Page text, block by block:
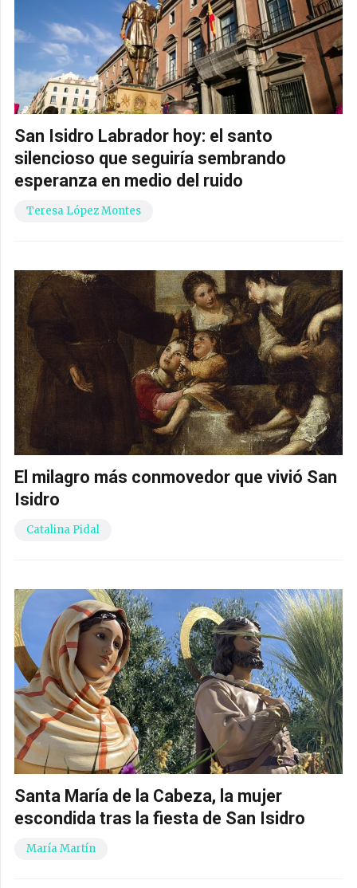
San Isidro Labrador hoy: el santo
silencioso que seguiría sembrando
esperanza en medio del ruido
Teresa López Montes
El milagro más conmovedor que vivió San
Isidro
Catalina Pidal
Santa María de la Cabeza, la mujer
escondida tras la fiesta de San Isidro
María Martín